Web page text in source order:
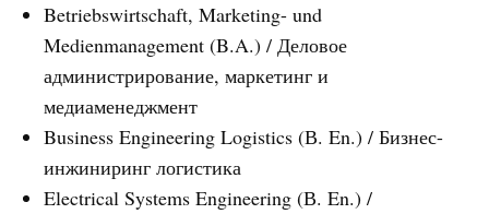
Betriebswirtschaft, Marketing- und
Medienmanagement (B.A.) / Деловое
администрирование, маркетинг и
медиаменеджмент
Business Engineering Logistics (В. En.) / Бизнес-
инжиниринг логистика
Electrical Systems Engineering (В. En.) /